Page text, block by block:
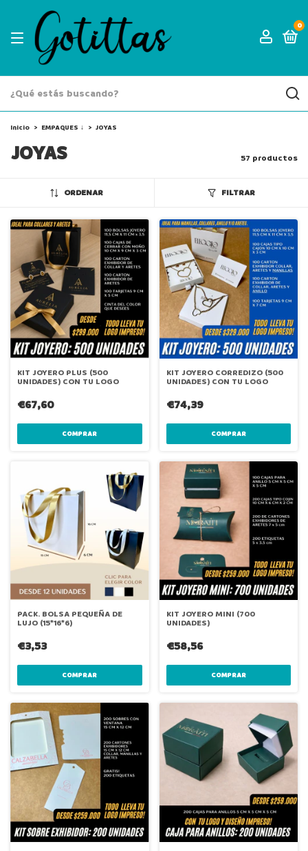
0
Inicio > EMPAQUES ↓ > JOYAS
JOYAS 57 productos
ORDENAR FILTRAR
KIT JOYERO PLUS (500
UNIDADES) CON TU LOGO
€67,60
COMPRAR
KIT JOYERO CORREDIZO (500
UNIDADES) CON TU LOGO
€74,39
COMPRAR
PACK. BOLSA PEQUEÑA DE
LUJO (15*16*6)
€3,53
COMPRAR
KIT JOYERO MINI (700
UNIDADES)
€58,56
COMPRAR